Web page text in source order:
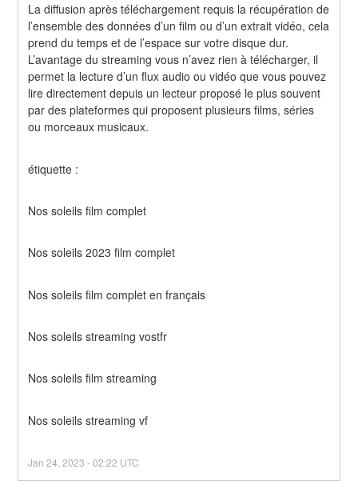
La diffusion après téléchargement requis la récupération de
l’ensemble des données d’un film ou d’un extrait vidéo, cela
prend du temps et de l’espace sur votre disque dur.
L’avantage du streaming vous n’avez rien à télécharger, il
permet la lecture d’un flux audio ou vidéo que vous pouvez
lire directement depuis un lecteur proposé le plus souvent
par des plateformes qui proposent plusieurs films, séries
ou morceaux musicaux.
étiquette :
Nos soleils film complet
Nos soleils 2023 film complet
Nos soleils film complet en français
Nos soleils streaming vostfr
Nos soleils film streaming
Nos soleils streaming vf
Jan24 ,2023 -02:22 UTC